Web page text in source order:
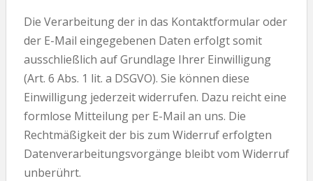
Die Verarbeitung der in das Kontaktformular oder
der E-Mail eingegebenen Daten erfolgt somit
ausschließlich auf Grundlage Ihrer Einwilligung
(Art. 6 Abs. 1 lit. a DSGVO). Sie können diese
Einwilligung jederzeit widerrufen. Dazu reicht eine
formlose Mitteilung per E-Mail an uns. Die
Rechtmäßigkeit der bis zum Widerruf erfolgten
Datenverarbeitungsvorgänge bleibt vom Widerruf
unberührt.